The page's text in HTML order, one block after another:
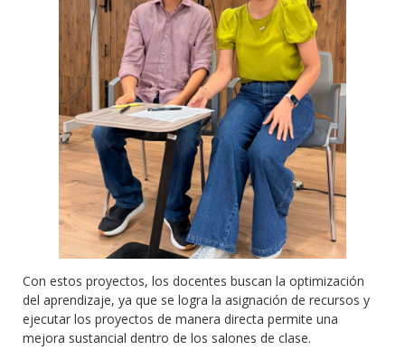
Con estos proyectos, los docentes buscan la optimización
del aprendizaje, ya que se logra la asignación de recursos y
ejecutar los proyectos de manera directa permite una
mejora sustancial dentro de los salones de clase.